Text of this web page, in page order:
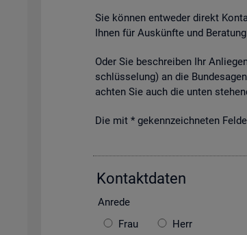
Sie kön­nen ent­we­der di­rekt
Ihnen für Aus­künf­te und
Oder Sie be­schrei­ben Ihr
schlüs­se­lung) an die
ach­ten Sie auch die unten
Die mit * ge­kenn­zeich­ne­ten
Kon­takt­da­ten
An­re­de
Frau
Herr